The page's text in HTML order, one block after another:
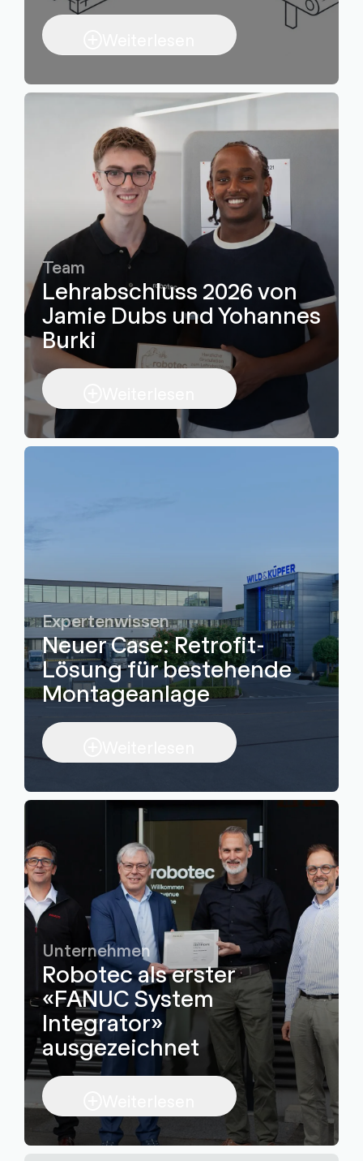
Team
Lehrabschluss 2026 von
Jamie Dubs und Yohannes
Burki
Expertenwissen
Neuer Case: Retrofit-
Lösung für bestehende
Montageanlage
Unternehmen
Robotec als erster
«FANUC System
Integrator»
ausgezeichnet